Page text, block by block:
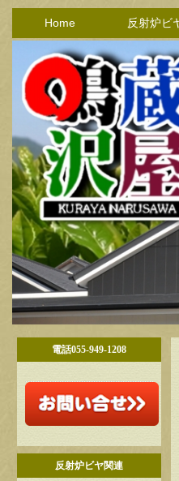
Home 反射炉ビ
電話055-949-1208
反射炉ビヤ関連